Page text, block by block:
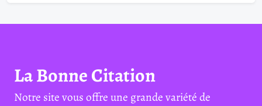
La Bonne Citation
Notre site vous offre une grande variété de